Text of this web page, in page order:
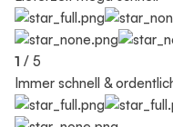
1 / 5
Immer schnell &